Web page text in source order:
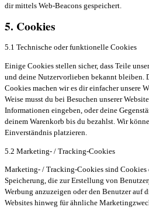
dir mittels Web-Beacons gespeichert.
5. Cookies
5.1 Technische oder funktionelle Cookies
Einige Cookies stellen sicher, dass Teile
und deine Nutzervorlieben bekannt bleiben.
Cookies machen wir es dir einfacher unsere
Weise musst du bei Besuchen unserer
Informationen eingeben, oder deine
deinem Warenkorb bis du bezahlst. Wir
Einverständnis platzieren.
5.2 Marketing- / Tracking-Cookies
Marketing- / Tracking-Cookies sind Cookies
Speicherung, die zur Erstellung von
Werbung anzuzeigen oder den Benutzer auf
Websites hinweg für ähnliche